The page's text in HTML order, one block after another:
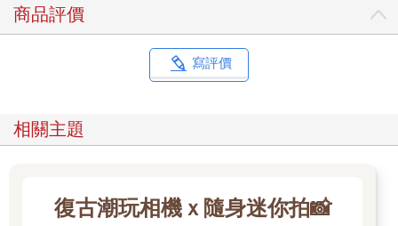
商品評價
寫評價
相關主題
復古潮玩相機ｘ隨身迷你拍📸